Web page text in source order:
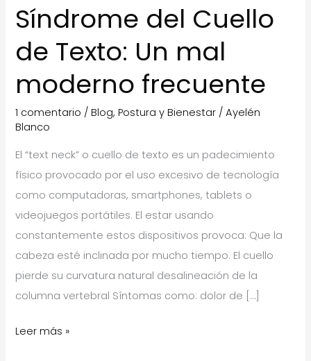
Síndrome del Cuello
de Texto: Un mal
moderno frecuente
1 comentario /Blog,Postura y Bienestar /Ayelén
Blanco
El “text neck” o cuello de texto es un padecimiento
físico provocado por el uso excesivo de tecnología
como computadoras, smartphones, tablets o
videojuegos portátiles. El estar usando
constantemente estos dispositivos provoca: Que la
cabeza esté inclinada por mucho tiempo. El cuello
pierde su curvatura natural desalineación de la
columna vertebral Síntomas como: dolor de […]
Síndrome
Leer más »